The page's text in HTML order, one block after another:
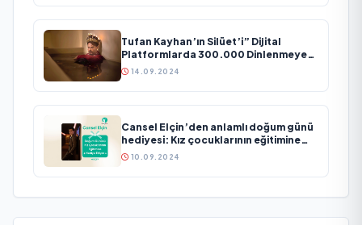
Tufan Kayhan’ın Silüet’i” Dijital
Platformlarda 300.000 Dinlenmeye
Ulaştı
14.09.2024
Cansel Elçin’den anlamlı doğum günü
hediyesi: Kız çocuklarının eğitimine
destek
10.09.2024